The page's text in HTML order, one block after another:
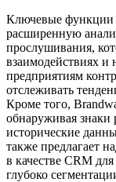
Ключевые функции
расширенную
прослушивания,
взаимодействиях и
предприятиям
отслеживать
Кроме того,
обнаруживая знаки
исторические
также предлагает
в качестве CRM
глубоко